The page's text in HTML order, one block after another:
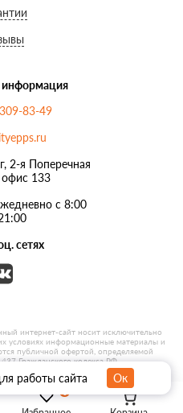
информация
83-49
2-я Поперечная
офис 133
с 8:00
сетях
работы сайта Ок